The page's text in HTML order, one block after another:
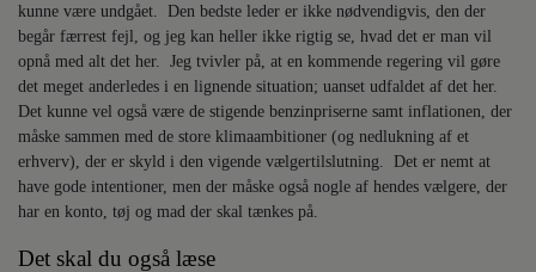
kunne være undgået. Den bedste leder er ikke nødvendigvis, den der
begår færrest fejl, og jeg kan heller ikke rigtig se, hvad det er man vil
opnå med alt det her. Jeg tvivler på, at en kommende regering vil gøre
det meget anderledes i en lignende situation; uanset udfaldet af det her.
Det kunne vel også være de stigende benzinpriserne samt inflationen, der
måske sammen med de store klimaambitioner (og nedlukning af et
erhverv), der er skyld i den vigende vælgertilslutning. Det er nemt at
have gode intentioner, men der måske også nogle af hendes vælgere, der
har en konto, tøj og mad der skal tænkes på.
Det skal du også læse